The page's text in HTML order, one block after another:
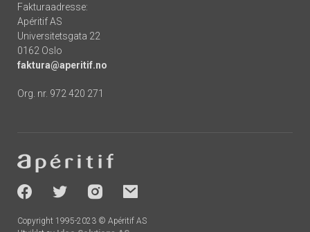
Fakturaadresse:
Apéritif AS
Universitetsgata 22
0162 Oslo
faktura@aperitif.no
Org. nr. 972 420 271
-
socials
Copyright 1995-2023 © Apéritif AS